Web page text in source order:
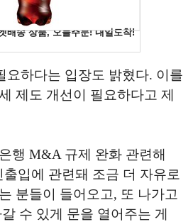
하다는 입장도 밝혔다. 이를
제도 개선이 필요하다고 제
행 M&A 규제 완화 관련해
입에 관련돼 조금 더 자유로
분들이 들어오고, 또 나가고
수 있게 문을 열어주는 게